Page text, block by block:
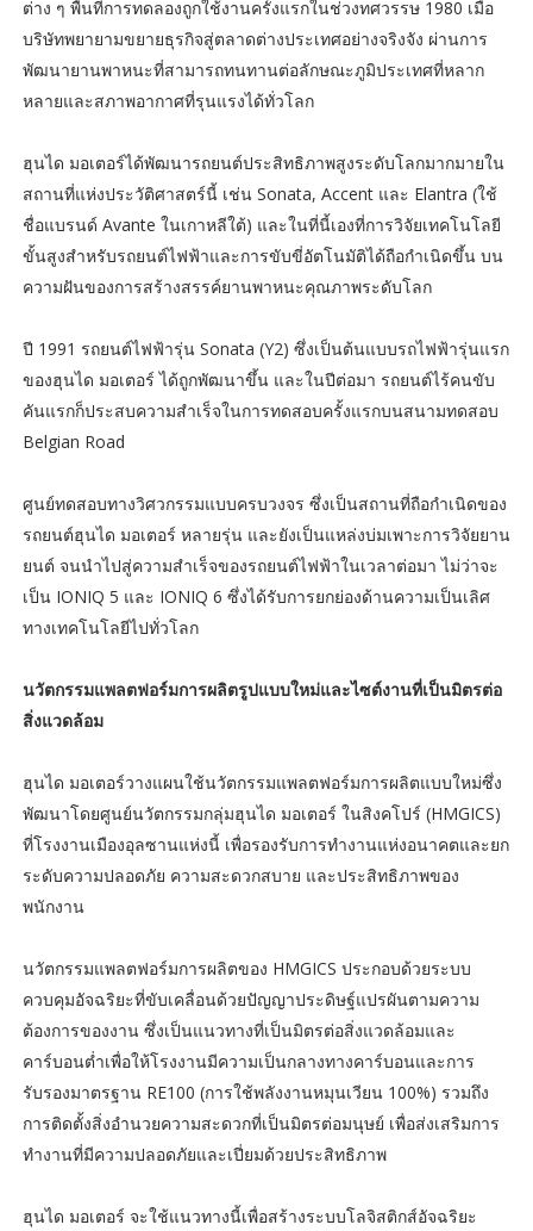
ต่าง ๆ พื้นที่การทดลองถูกใช้งานครั้งแรกในช่วงทศวรรษ 1980 เมื่อ
บริษัทพยายามขยายธุรกิจสู่ตลาดต่างประเทศอย่างจริงจัง ผ่านการ
พัฒนายานพาหนะที่สามารถทนทานต่อลักษณะภูมิประเทศที่หลาก
หลายและสภาพอากาศที่รุนแรงได้ทั่วโลก
ฮุนได มอเตอร์ได้พัฒนารถยนต์ประสิทธิภาพสูงระดับโลกมากมายใน
สถานที่แห่งประวัติศาสตร์นี้ เช่น Sonata, Accent และ Elantra (ใช้
ชื่อแบรนด์ Avante ในเกาหลีใต้) และในที่นี้เองที่การวิจัยเทคโนโลยี
ขั้นสูงสำหรับรถยนต์ไฟฟ้าและการขับขี่อัตโนมัติได้ถือกำเนิดขึ้น บน
ความฝันของการสร้างสรรค์ยานพาหนะคุณภาพระดับโลก
ปี 1991 รถยนต์ไฟฟ้ารุ่น Sonata (Y2) ซึ่งเป็นต้นแบบรถไฟฟ้ารุ่นแรก
ของฮุนได มอเตอร์ ได้ถูกพัฒนาขึ้น และในปีต่อมา รถยนต์ไร้คนขับ
คันแรกก็ประสบความสำเร็จในการทดสอบครั้งแรกบนสนามทดสอบ
Belgian Road
ศูนย์ทดสอบทางวิศวกรรมแบบครบวงจร ซึ่งเป็นสถานที่ถือกำเนิดของ
รถยนต์ฮุนได มอเตอร์ หลายรุ่น และยังเป็นแหล่งบ่มเพาะการวิจัยยาน
ยนต์ จนนำไปสู่ความสำเร็จของรถยนต์ไฟฟ้าในเวลาต่อมา ไม่ว่าจะ
เป็น IONIQ 5 และ IONIQ 6 ซึ่งได้รับการยกย่องด้านความเป็นเลิศ
ทางเทคโนโลยีไปทั่วโลก
นวัตกรรมแพลตฟอร์มการผลิตรูปแบบใหม่และไซต์งานที่เป็นมิตรต่อ
สิ่งแวดล้อม
ฮุนได มอเตอร์วางแผนใช้นวัตกรรมแพลตฟอร์มการผลิตแบบใหม่ซึ่ง
พัฒนาโดยศูนย์นวัตกรรมกลุ่มฮุนได มอเตอร์ ในสิงคโปร์ (HMGICS)
ที่โรงงานเมืองอุลซานแห่งนี้ เพื่อรองรับการทำงานแห่งอนาคตและยก
ระดับความปลอดภัย ความสะดวกสบาย และประสิทธิภาพของ
พนักงาน
นวัตกรรมแพลตฟอร์มการผลิตของ HMGICS ประกอบด้วยระบบ
ควบคุมอัจฉริยะที่ขับเคลื่อนด้วยปัญญาประดิษฐ์แปรผันตามความ
ต้องการของงาน ซึ่งเป็นแนวทางที่เป็นมิตรต่อสิ่งแวดล้อมและ
คาร์บอนต่ำเพื่อให้โรงงานมีความเป็นกลางทางคาร์บอนและการ
รับรองมาตรฐาน RE100 (การใช้พลังงานหมุนเวียน 100%) รวมถึง
การติดตั้งสิ่งอำนวยความสะดวกที่เป็นมิตรต่อมนุษย์ เพื่อส่งเสริมการ
ทำงานที่มีความปลอดภัยและเปี่ยมด้วยประสิทธิภาพ
ฮุนได มอเตอร์ จะใช้แนวทางนี้เพื่อสร้างระบบโลจิสติกส์อัจฉริยะ